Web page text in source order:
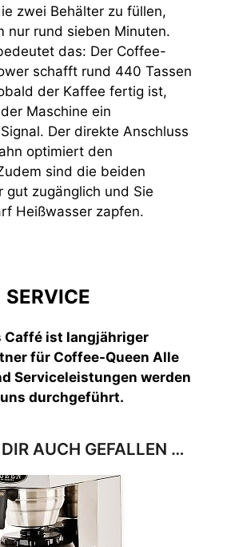
zwei Behälter zu füllen,
nur rund sieben Minuten.
das: Der Coffee-
schafft rund 440 Tassen
der Kaffee fertig ist,
Maschine ein
Der direkte Anschluss
optimiert den
sind die beiden
gut zugänglich und Sie
Heißwasser zapfen.
SERVICE
Caffé ist langjähriger
für Coffee-Queen Alle
Serviceleistungen werden
durchgeführt.
AUCH GEFALLEN …